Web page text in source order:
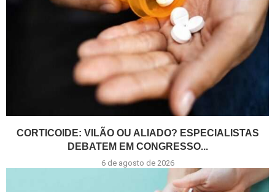
CORTICOIDE: VILÃO OU ALIADO? ESPECIALISTAS
DEBATEM EM CONGRESSO...
6 de agosto de 2026